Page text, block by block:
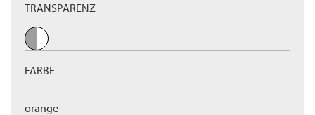
TRANSPARENZ
FARBE
orange